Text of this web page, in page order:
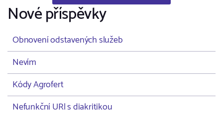
Nové příspěvky
Obnovení odstavených služeb
Nevím
Kódy Agrofert
Nefunkční URl s diakritikou